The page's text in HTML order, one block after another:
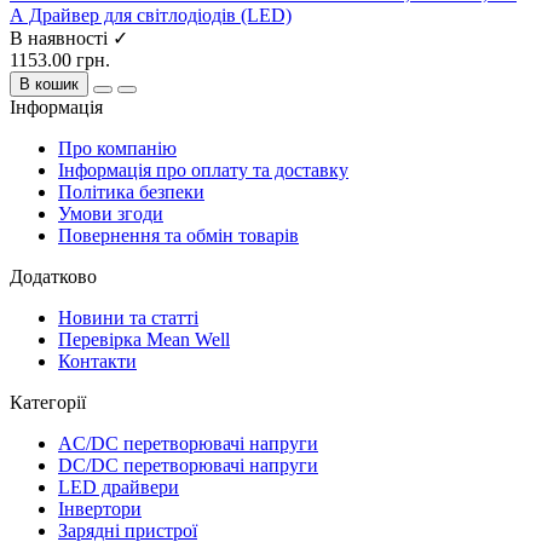
А Драйвер для світлодіодів (LED)
В наявності ✓
1153.00 грн.
В кошик
Інформація
Про компанію
Інформація про оплату та доставку
Політика безпеки
Умови згоди
Повернення та обмін товарів
Додатково
Новини та статті
Перевірка Mean Well
Контакти
Категорії
AC/DC перетворювачі напруги
DC/DC перетворювачі напруги
LED драйвери
Інвертори
Зарядні пристрої